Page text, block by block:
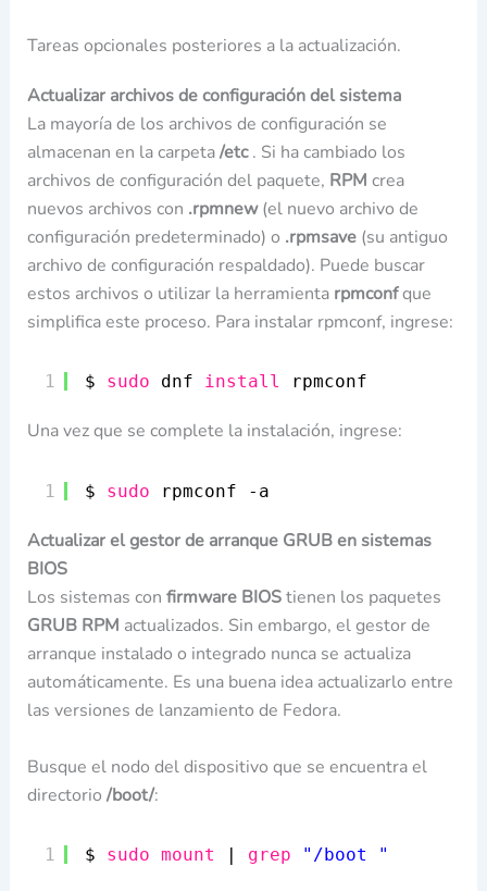
Tareas opcionales posteriores a la actualización.
Actualizar archivos de configuración del sistema
La mayoría de los archivos de configuración se
almacenan en la carpeta/etc. Si ha cambiado los
archivos de configuración del paquete, RPM crea
nuevos archivos con .rpmnew(el nuevo archivo de
configuración predeterminado) o .rpmsave(su antiguo
archivo de configuración respaldado). Puede buscar
estos archivos o utilizar la herramienta rpmconfque
simplifica este proceso. Para instalar rpmconf, ingrese:
1 $ sudo dnf install rpmconf
Una vez que se complete la instalación, ingrese:
1 $ sudo rpmconf -a
Actualizar el gestor de arranque GRUB en sistemas
BIOS
Los sistemas con firmware BIOStienen los paquetes
GRUB RPM actualizados. Sin embargo, el gestor de
arranque instalado o integrado nunca se actualiza
automáticamente. Es una buena idea actualizarlo entre
las versiones de lanzamiento de Fedora.
Busque el nodo del dispositivo que se encuentra el
directorio /boot/:
1 $ sudo mount | grep "/boot "